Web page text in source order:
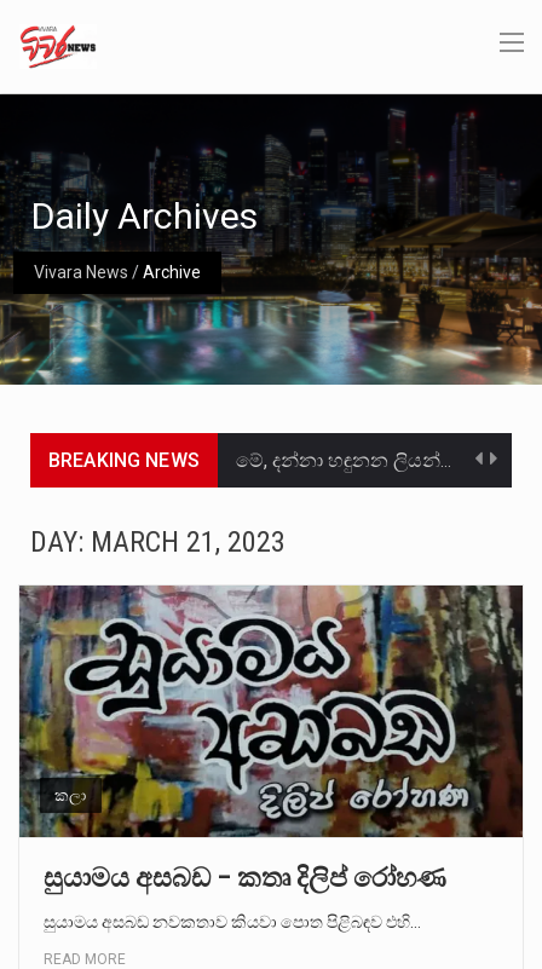
Vivara News /Archive
Daily Archives
BREAKING NEWS මේ, දන්නා හඳුනන ලියන්නකුගේ නන්නාඳුනන අඩවියක සැරිසරා ලද ආස්වාදනීය මොහොතක සිංහාවලෝකනයකි .කෙටි කවියක දිගු බර…
උපරිමාධිකරණ විනිශ්චයකාරවරුන්ගේ හා ඉන් පහළ විනිශ්චයකාරවරුන්ගේ විශ්‍රාම වයස දීර්ඝ කිරීම සඳහා සකස් කර ඇති විසිදෙවන…
බන්ධනාගාර රැදවියන් 1,021 දෙනෙකු ඉකුත් වසර පහක කාලය තුලදී (2020 ජනවාරි 01 සිට 2025 දෙසැම්බර්…
මහර බන්ධනාගාරයේ අද ඇතිවූ සිද්ධියෙන් තුවාල ලැබූ බව කියන රැඳවියන් ගණන ඉහළ ගොස් තිබේ. ඒ…
අගෝස්තු මස දෙවන ඉරිදා ලිට් රූම් සූම් සංවාදය පැවැත්වෙන්නේ "කතා කරන මහ වැව" නම් නකතාවක්…
DAY: MARCH 21, 2023
කලා
සුයාමය අසබඩ – කතෘ දිලිප් රෝහණ
සුයාමය අසබඩ නවකතාව කියවා පොත පිළිබඳව එහි…
READ MORE